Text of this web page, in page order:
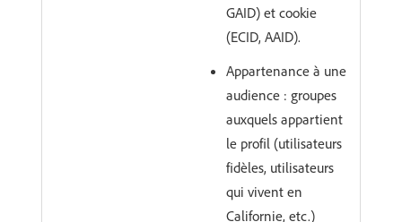
GAID) et cookie
(ECID, AAID).
Appartenance à une
audience : groupes
auxquels appartient
le profil (utilisateurs
fidèles, utilisateurs
qui vivent en
Californie, etc.)